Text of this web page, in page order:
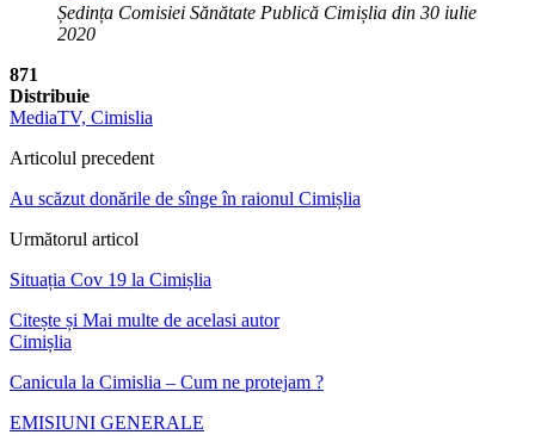
Ședința Comisiei Sănătate Publică Cimișlia din 30 iulie
2020
871
Distribuie
MediaTV, Cimislia
Articolul precedent
Au scăzut donările de sînge în raionul Cimișlia
Următorul articol
Situația Cov 19 la Cimișlia
Citește și Mai multe de acelasi autor
Cimișlia
Canicula la Cimislia – Cum ne protejam ?
EMISIUNI GENERALE